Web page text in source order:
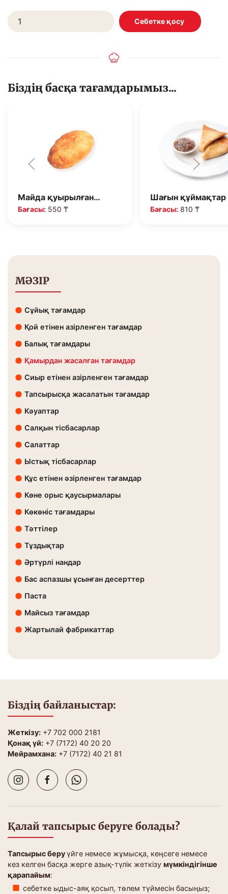
Біздің басқа тағамдарымыз...
Майда қуырылған…
Бағасы: 550 ₸
Шағын құймақтар
Бағасы:810 ₸
МӘЗІР
Сұйық тағамдар
Қой етінен азірленген тағамдар
Балық тағамдары
Қамырдан жасалған тағамдар
Сиыр етінен азірленген тағамдар
Тапсырысқа жасалатын тағамдар
Кәуаптар
Салқын тісбасарлар
Салаттар
Ыстық тісбасарлар
Құс етінен әзірленген тағамдар
Көне орыс қаусырмалары
Көкөніс тағамдары
Тәттілер
Тұздықтар
Әртүрлі нандар
Бас аспазшы ұсынған десерттер
Паста
Майсыз тағамдар
Жартылай фабрикаттар
Біздің байланыстар:
Жеткізу: +7 702 000 2181
Қонақ үй: +7 (7172) 40 20 20
Мейрамхана: +7 (7172) 40 21 81
Қалай тапсырыс беруге болады?
Тапсырыс беруүйге немесе жұмысқа, кеңсеге немесе
кез келген басқа жерге азық-түлік жеткізу мүмкіндігінше
қарапайым:
себетке ыдыс-аяқ қосып, төлем түймесін басыңыз;